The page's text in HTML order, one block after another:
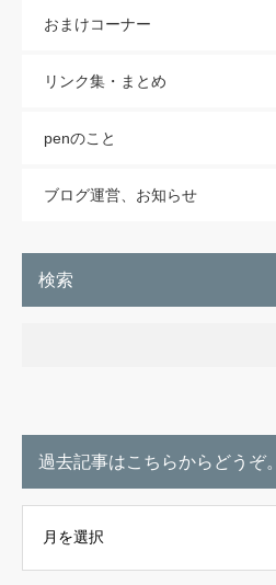
おまけコーナー
リンク集・まとめ
penのこと
ブログ運営、お知らせ
検索
過去記事はこちらからどうぞ。